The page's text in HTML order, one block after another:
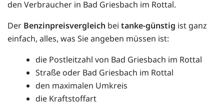
den Verbraucher in Bad Griesbach im Rottal.
Der Benzinpreisvergleich bei tanke-günstig ist ganz
einfach, alles, was Sie angeben müssen ist:
die Postleitzahl von Bad Griesbach im Rottal
Straße oder Bad Griesbach im Rottal
den maximalen Umkreis
die Kraftstoffart